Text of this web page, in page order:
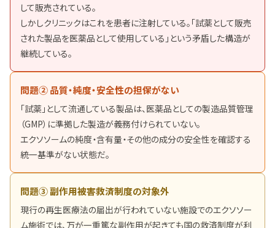
して販売されている。
しかしクリニックはこれを患者に注射している。「試薬として販売
された製品を医薬品として使用している」という矛盾した構造が
継続している。
問題② 品質・純度・安全性の担保がない
「試薬」として流通している製品は、医薬品としての製造品質管理
（GMP）に準拠した製造が義務付けられていない。
エクソソームの純度・含有量・その他の成分の安全性を確認する
統一基準がない状態だ。
問題③ 副作用被害救済制度の対象外
現行の再生医療法の届出が行われていない施設でのエクソソー
ム施術では、万が一重篤な副作用が起きても国の救済制度が利